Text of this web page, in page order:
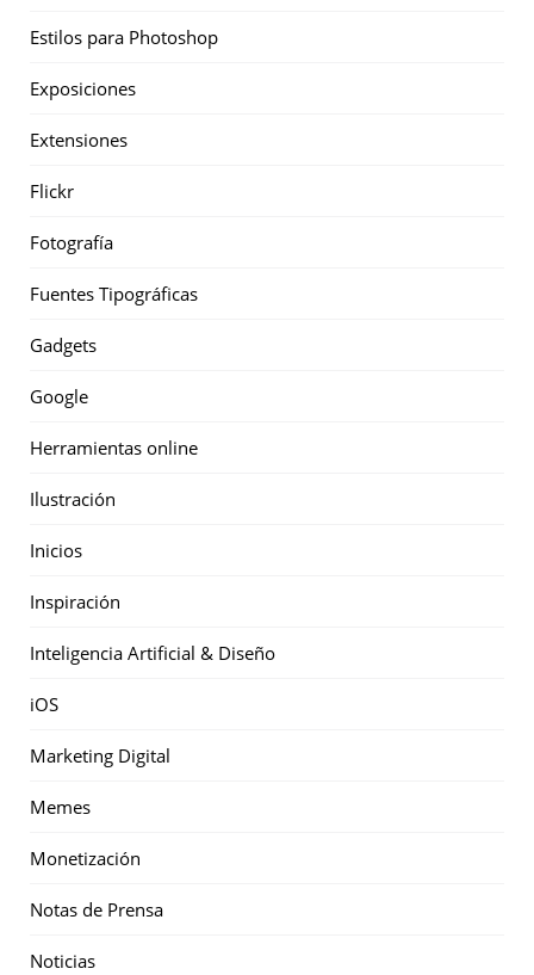
Estilos para Photoshop
Exposiciones
Extensiones
Flickr
Fotografía
Fuentes Tipográficas
Gadgets
Google
Herramientas online
Ilustración
Inicios
Inspiración
Inteligencia Artificial & Diseño
iOS
Marketing Digital
Memes
Monetización
Notas de Prensa
Noticias